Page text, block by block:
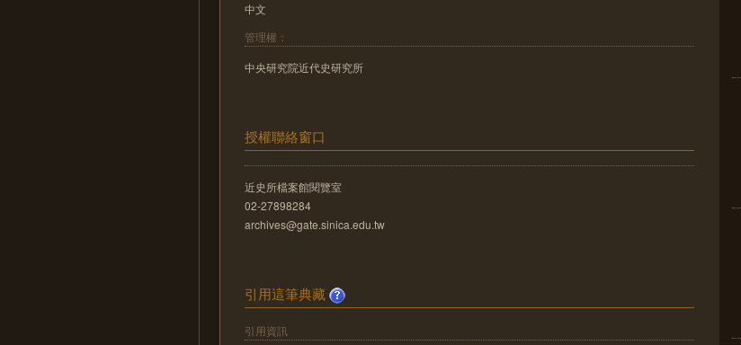
中文
管理權：
中央研究院近代史研究所
授權聯絡窗口
近史所檔案館閱覽室
02-27898284
archives@gate.sinica.edu.tw
引用這筆典藏
引用資訊